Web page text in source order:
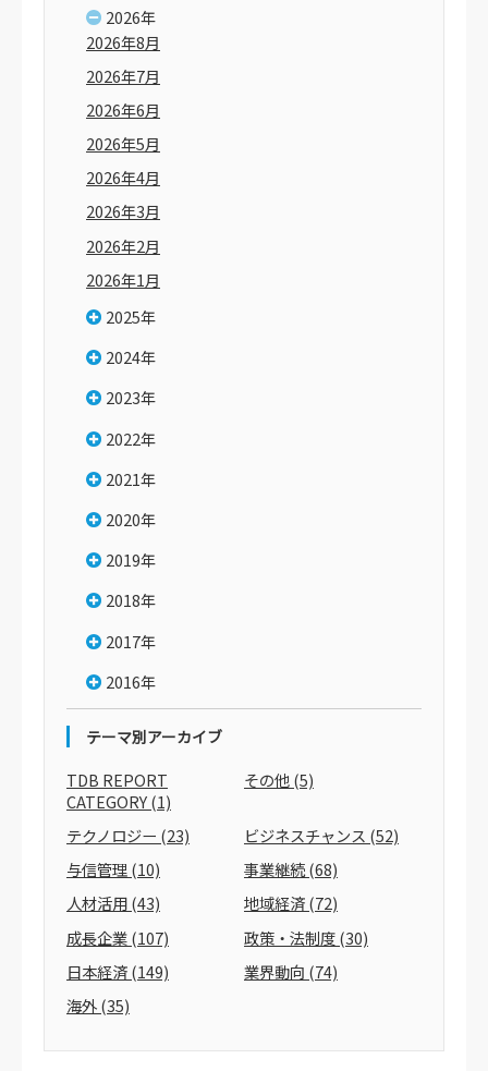
2026年
2026年8月
2026年7月
2026年6月
2026年5月
2026年4月
2026年3月
2026年2月
2026年1月
2025年
2024年
2023年
2022年
2021年
2020年
2019年
2018年
2017年
2016年
テーマ別アーカイブ
TDB REPORT
CATEGORY(1)
その他(5)
テクノロジー (23) ビジネスチャンス (52)
与信管理(10) 事業継続(68)
人材活用(43) 地域経済(72)
成長企業(107) 政策・法制度(30)
日本経済(149) 業界動向 (74)
海外(35)